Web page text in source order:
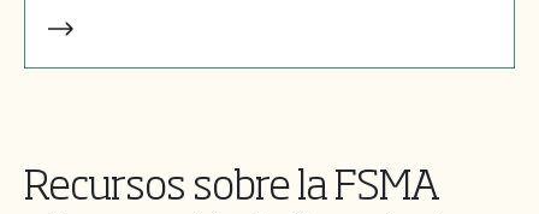
Recursos sobre la FSMA